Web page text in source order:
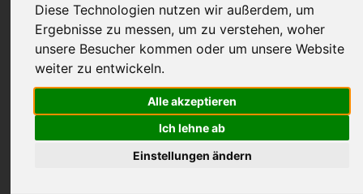
Diese Technologien nutzen wir außerdem, um
Ergebnisse zu messen, um zu verstehen, woher
unsere Besucher kommen oder um unsere Website
weiter zu entwickeln.
Alle akzeptieren
Ich lehne ab
Einstellungen ändern
Warenkorb